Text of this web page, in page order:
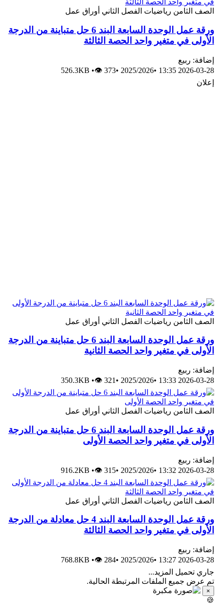
الصف الثامن رياضيات الفصل الثاني أوراق عمل
ورقة عمل الوحدة السابعة البند 6 حل متباينة من الدرجة
الأولى في متغير واحد الحصة الثالثة
إضافة: ربيع
2026-03-28 13:35
•
2025/2026
•
526.3KB •👁 373
إعلان
الصف الثامن رياضيات الفصل الثاني أوراق عمل
ورقة عمل الوحدة السابعة البند 6 حل متباينة من الدرجة
الأولى في متغير واحد الحصة الثانية
إضافة: ربيع
2026-03-28 13:33
•
2025/2026
•
350.3KB •👁 321
الصف الثامن رياضيات الفصل الثاني أوراق عمل
ورقة عمل الوحدة السابعة البند 6 حل متباينة من الدرجة
الأولى في متغير واحد الحصة الأولى
إضافة: ربيع
2026-03-28 13:32
•
2025/2026
•
916.2KB •👁 315
الصف الثامن رياضيات الفصل الثاني أوراق عمل
ورقة عمل الوحدة السابعة البند 4 حل معادلة من الدرجة
الأولى في متغير واحد الحصة الثالثة
إضافة: ربيع
2026-03-28 13:27
•
2025/2026
•
768.8KB •👁 284
جاري تحميل المزيد...
تم عرض جميع الملفات المرتبطة الحالية.
×
🍪